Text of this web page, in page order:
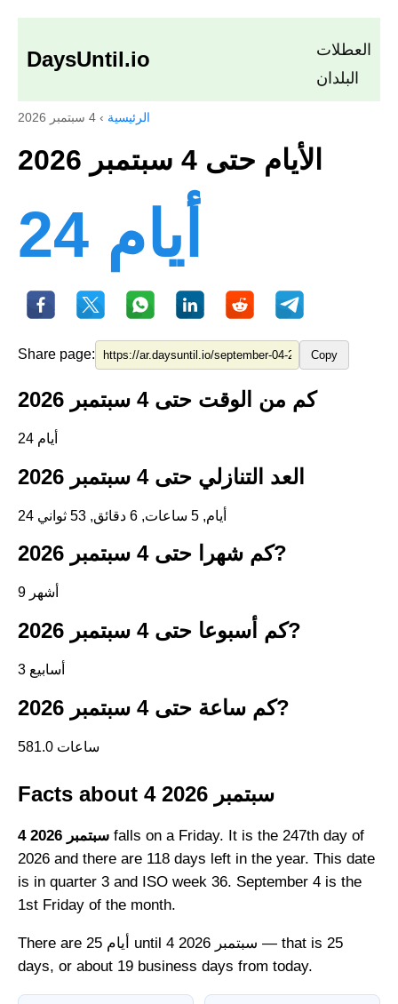
DaysUntil.io
العطلات
البلدان
الرئيسية › 4 سبتمبر 2026
الأيام حتى 4 سبتمبر 2026
24 أيام
Share page: Copy
كم من الوقت حتى 4 سبتمبر 2026
24 أيام
العد التنازلي حتى 4 سبتمبر 2026
24 أيام, 5 ساعات, 6 دقائق, 53 ثواني
كم شهرا حتى 4 سبتمبر 2026?
9 أشهر
كم أسبوعا حتى 4 سبتمبر 2026?
3 أسابيع
كم ساعة حتى 4 سبتمبر 2026?
581.0 ساعات
Facts about 4 سبتمبر 2026
4 سبتمبر 2026 falls on a Friday. It is the 247th day of
2026 and there are 118 days left in the year. This date
is in quarter 3 and ISO week 36. September 4 is the
1st Friday of the month.
There are 25 أيام until 4 سبتمبر 2026 — that is 25
days, or about 19 business days from today.